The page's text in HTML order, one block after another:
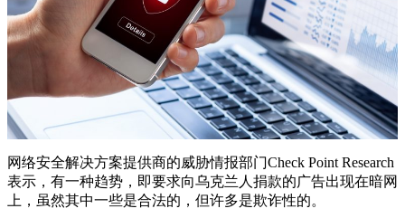
网络安全解决方案提供商的威胁情报部门Check Point Research
表示，有一种趋势，即要求向乌克兰人捐款的广告出现在暗网
上，虽然其中一些是合法的，但许多是欺诈性的。